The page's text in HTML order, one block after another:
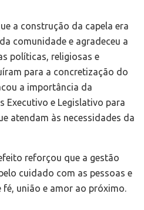
a construção da capela era
comunidade e agradeceu a
políticas, religiosas e
para a concretização do
a importância da
Executivo e Legislativo para
atendam às necessidades da
reforçou que a gestão
cuidado com as pessoas e
fé, união e amor ao próximo.